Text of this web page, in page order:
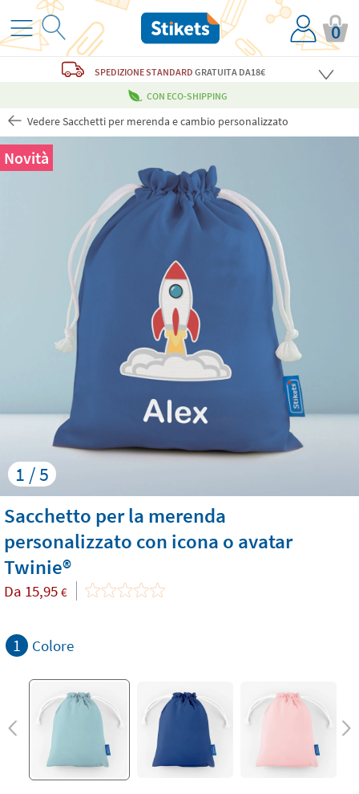
0
SPEDIZIONE STANDARD GRATUITADA18€
CON ECO-SHIPPING
Vedere Sacchetti per merenda e cambio personalizzato
1 / 5
Novità
Sacchetto per la merenda
personalizzato con icona o avatar
Twinie®️
Da 15,95 €
1 Colore